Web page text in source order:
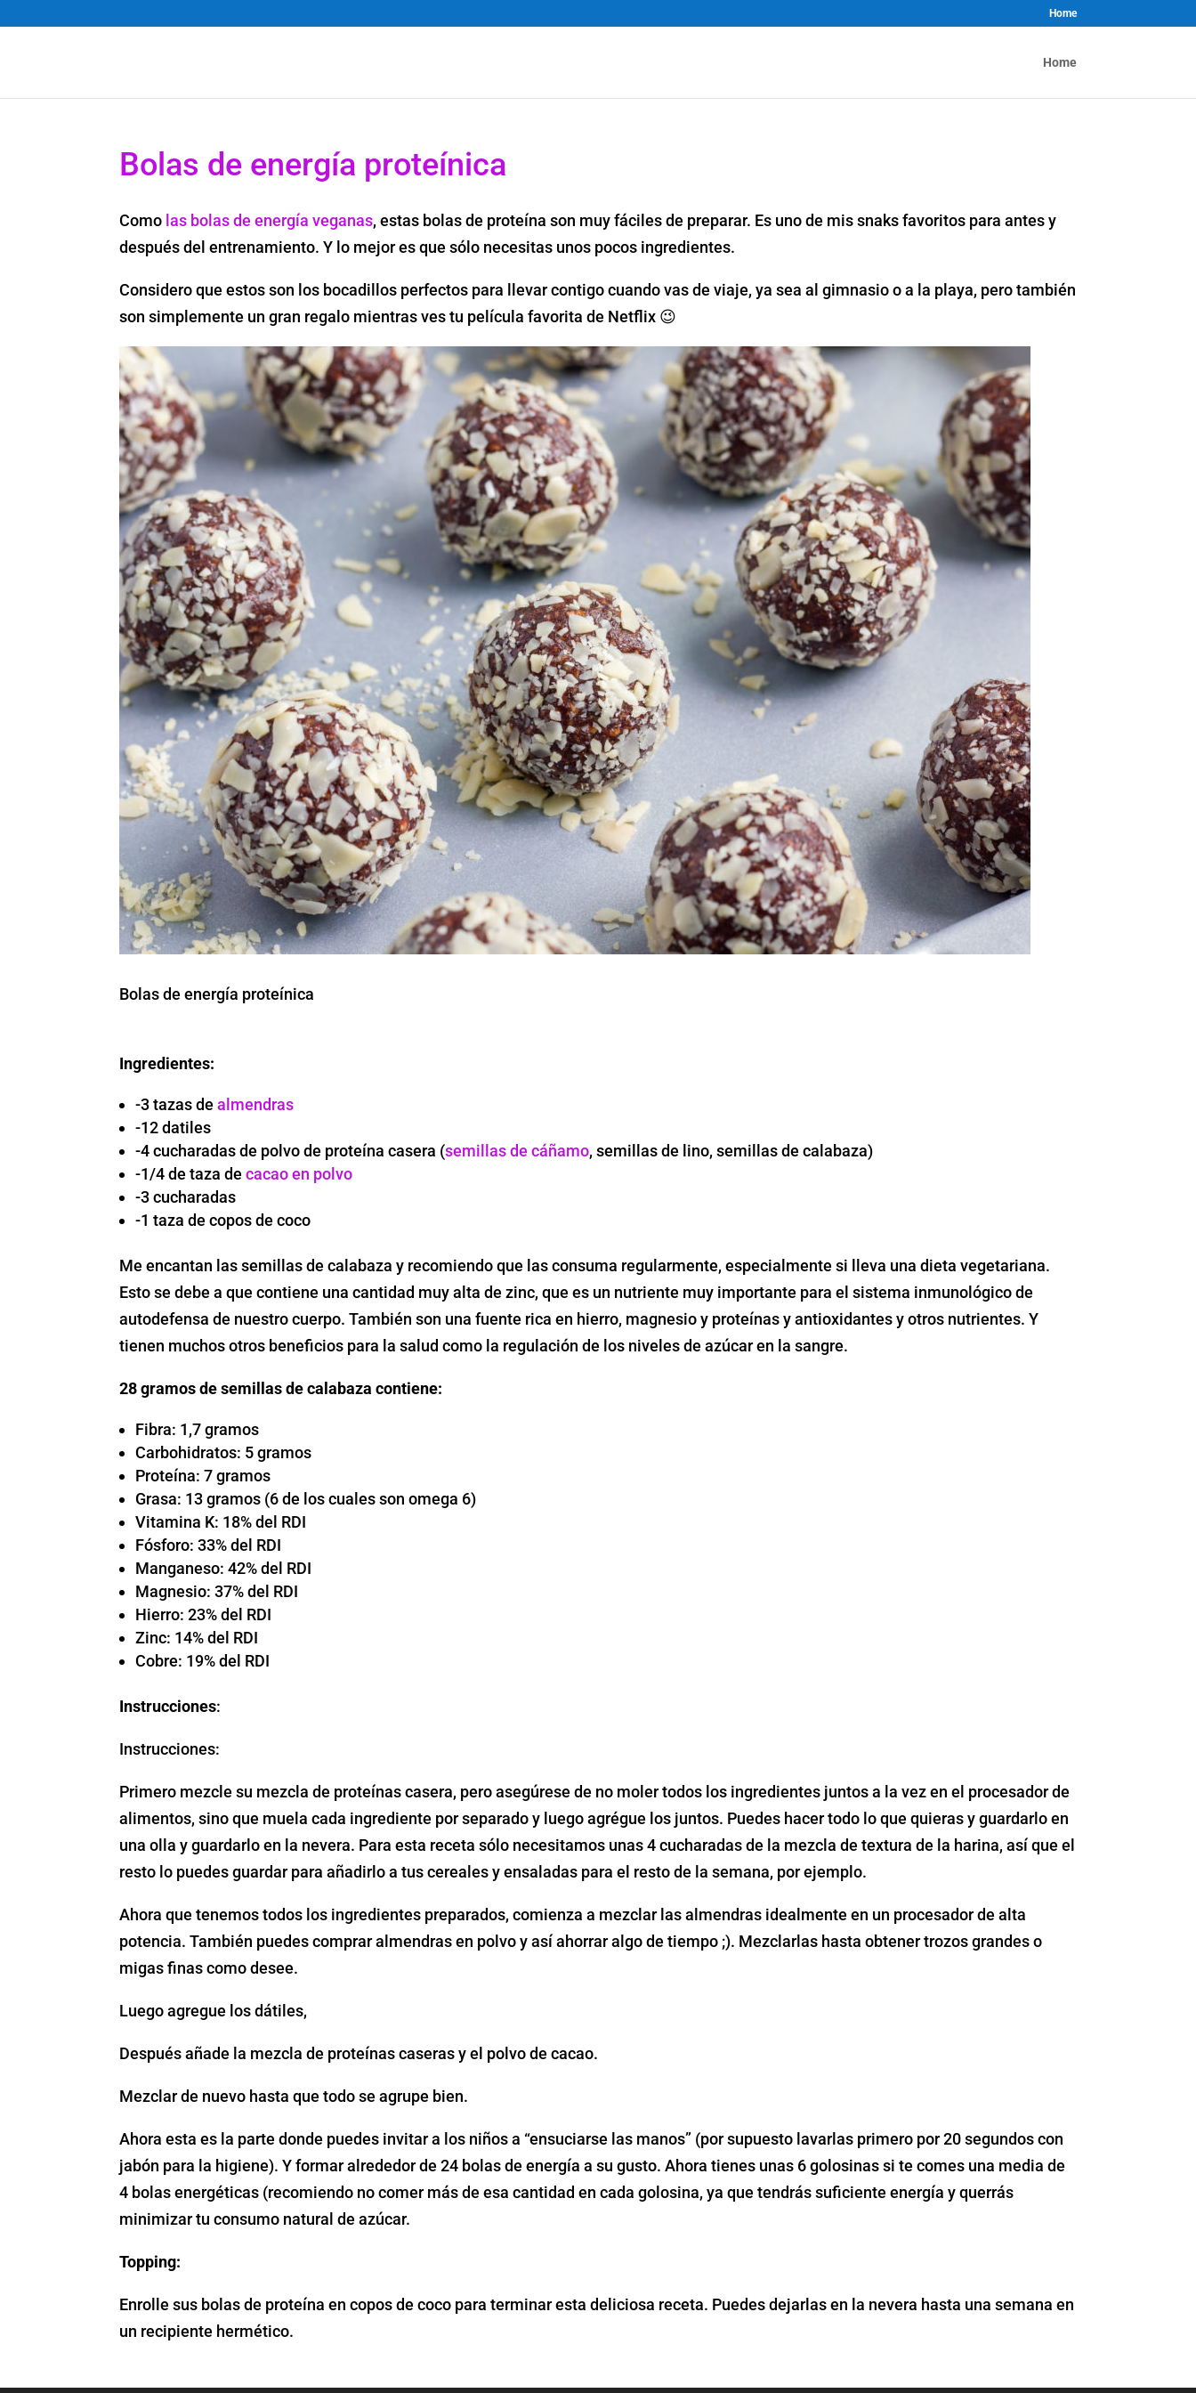
Home
Home
Bolas de energía proteínica
Como las bolas de energía veganas, estas bolas de proteína son muy fáciles de preparar. Es uno de mis snaks favoritos para antes y
después del entrenamiento. Y lo mejor es que sólo necesitas unos pocos ingredientes.
Considero que estos son los bocadillos perfectos para llevar contigo cuando vas de viaje, ya sea al gimnasio o a la playa, pero también
son simplemente un gran regalo mientras ves tu película favorita de Netflix 😉
Bolas de energía proteínica
Ingredientes:
-3 tazas dealmendras
-12 datiles
-4 cucharadas de polvo de proteína casera (semillas de cáñamo, semillas de lino, semillas de calabaza)
-1/4 de taza decacao en polvo
-3 cucharadas
-1 taza de copos de coco
Me encantan las semillas de calabaza y recomiendo que las consuma regularmente, especialmente si lleva una dieta vegetariana.
Esto se debe a que contiene una cantidad muy alta de zinc, que es un nutriente muy importante para el sistema inmunológico de
autodefensa de nuestro cuerpo. También son una fuente rica en hierro, magnesio y proteínas y antioxidantes y otros nutrientes. Y
tienen muchos otros beneficios para la salud como la regulación de los niveles de azúcar en la sangre.
28 gramos de semillas de calabaza contiene:
Fibra: 1,7 gramos
Carbohidratos: 5 gramos
Proteína: 7 gramos
Grasa: 13 gramos (6 de los cuales son omega 6)
Vitamina K: 18% del RDI
Fósforo: 33% del RDI
Manganeso: 42% del RDI
Magnesio: 37% del RDI
Hierro: 23% del RDI
Zinc: 14% del RDI
Cobre: 19% del RDI
Instrucciones:
Instrucciones:
Primero mezcle su mezcla de proteínas casera, pero asegúrese de no moler todos los ingredientes juntos a la vez en el procesador de
alimentos, sino que muela cada ingrediente por separado y luego agrégue los juntos. Puedes hacer todo lo que quieras y guardarlo en
una olla y guardarlo en la nevera. Para esta receta sólo necesitamos unas 4 cucharadas de la mezcla de textura de la harina, así que el
resto lo puedes guardar para añadirlo a tus cereales y ensaladas para el resto de la semana, por ejemplo.
Ahora que tenemos todos los ingredientes preparados, comienza a mezclar las almendras idealmente en un procesador de alta
potencia. También puedes comprar almendras en polvo y así ahorrar algo de tiempo ;). Mezclarlas hasta obtener trozos grandes o
migas finas como desee.
Luego agregue los dátiles,
Después añade la mezcla de proteínas caseras y el polvo de cacao.
Mezclar de nuevo hasta que todo se agrupe bien.
Ahora esta es la parte donde puedes invitar a los niños a “ensuciarse las manos” (por supuesto lavarlas primero por 20 segundos con
jabón para la higiene). Y formar alrededor de 24 bolas de energía a su gusto. Ahora tienes unas 6 golosinas si te comes una media de
4 bolas energéticas (recomiendo no comer más de esa cantidad en cada golosina, ya que tendrás suficiente energía y querrás
minimizar tu consumo natural de azúcar.
Topping:
Enrolle sus bolas de proteína en copos de coco para terminar esta deliciosa receta. Puedes dejarlas en la nevera hasta una semana en
un recipiente hermético.